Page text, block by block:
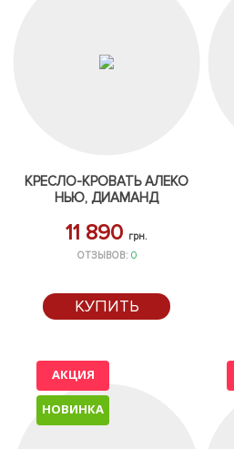
КРЕСЛО-КРОВАТЬ АЛЕКО
НЬЮ, ДИАМАНД
11 890 грн.
ОТЗЫВОВ: 0
КУПИТЬ
АКЦИЯ
НОВИНКА